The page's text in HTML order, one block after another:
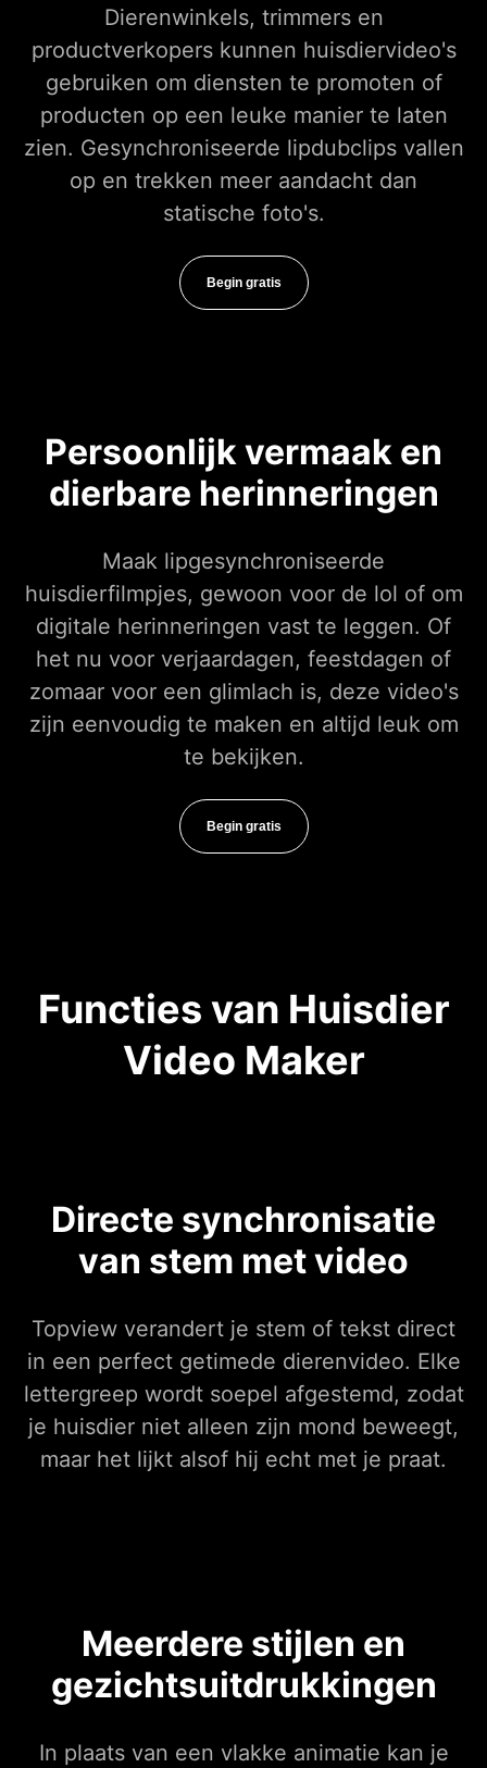
Dierenwinkels, trimmers en
productverkopers kunnen huisdiervideo's
gebruiken om diensten te promoten of
producten op een leuke manier te laten
zien. Gesynchroniseerde lipdubclips vallen
op en trekken meer aandacht dan
statische foto's.
Begin gratis
Persoonlijk vermaak en
dierbare herinneringen
Maak lipgesynchroniseerde
huisdierfilmpjes, gewoon voor de lol of om
digitale herinneringen vast te leggen. Of
het nu voor verjaardagen, feestdagen of
zomaar voor een glimlach is, deze video's
zijn eenvoudig te maken en altijd leuk om
te bekijken.
Begin gratis
Functies van Huisdier
Video Maker
Directe synchronisatie
van stem met video
Topview verandert je stem of tekst direct
in een perfect getimede dierenvideo. Elke
lettergreep wordt soepel afgestemd, zodat
je huisdier niet alleen zijn mond beweegt,
maar het lijkt alsof hij echt met je praat.
Meerdere stijlen en
gezichtsuitdrukkingen
In plaats van een vlakke animatie kan je